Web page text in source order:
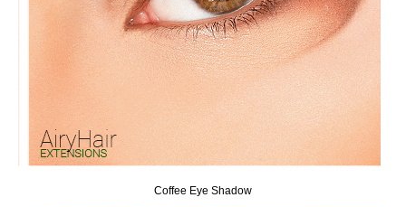
Coffee Eye Shadow